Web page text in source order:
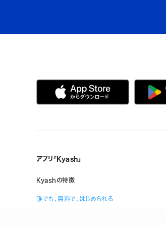
アプリ「Kyash」
Kyashの特徴
誰でも、無料で、はじめられる